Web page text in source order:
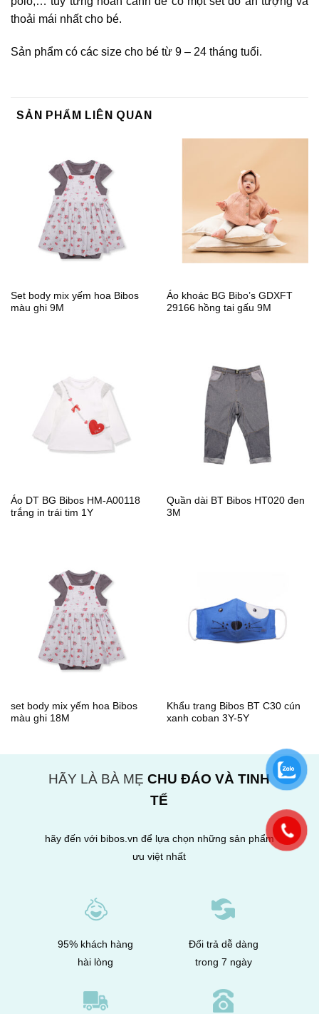
thoải mái nhất cho bé.
Sản phẩm có các size cho bé từ 9 – 24 tháng tuổi.
SẢN PHẨM LIÊN QUAN
Set body mix yếm hoa Bibos
màu ghi 9M
Áo khoác BG Bibo’s GDXFT
29166 hồng tai gấu 9M
Áo DT BG Bibos HM-A00118
trắng in trái tim 1Y
Quần dài BT Bibos HT020 đen
3M
set body mix yếm hoa Bibos
màu ghi 18M
Khẩu trang Bibos BT C30 cún
xanh coban 3Y-5Y
HÃY LÀ BÀ MẸ CHU ĐÁO VÀ TINH
TẾ
hãy đến với bibos.vn để lựa chọn những sản phẩm
ưu việt nhất
95% khách hàng
hài lòng
Đổi trả dễ dàng
trong 7 ngày